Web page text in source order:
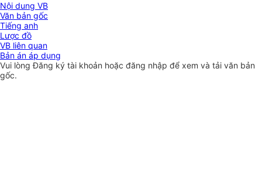
Nội dung VB
Văn bản gốc
Tiếng anh
Lược đồ
VB liên quan
Bản án áp dụng
Vui lòngĐăng ký tài khoản hoặc đăng nhập để xem và tải văn bản
gốc.